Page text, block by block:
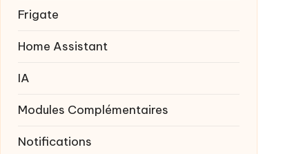
Frigate
Home Assistant
IA
Modules Complémentaires
Notifications